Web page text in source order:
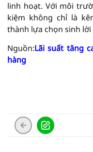
linh hoạt. Với môi
kiệm không chỉ là
thành lựa chọn sinh lời
Nguồn:Lãi suất tăng
hàng